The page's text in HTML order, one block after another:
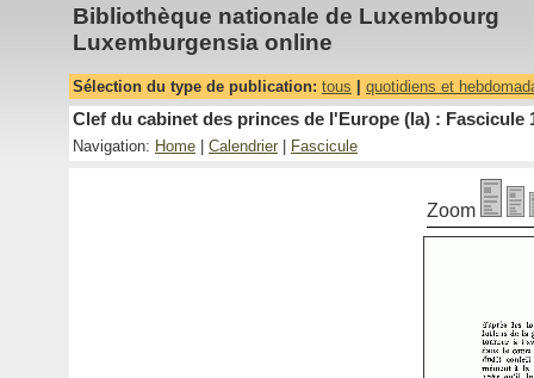
Bibliothèque nationale de Luxembourg
Luxemburgensia online
Sélection du type de publication: tous quotidiens et
Clef du cabinet des princes de l'Europe (la) : Fascicule
Navigation: Home Calendrier Fascicule
Zoom